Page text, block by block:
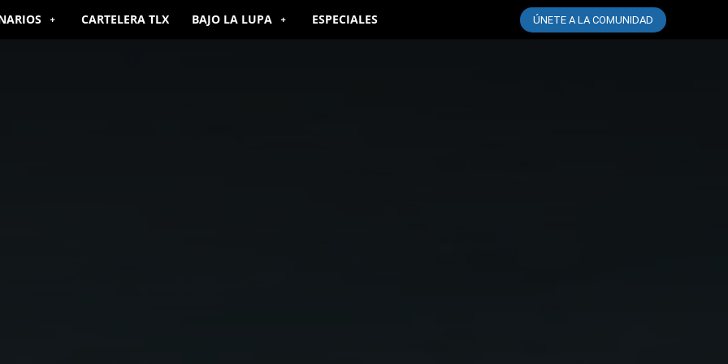
CARTELERA TLX BAJO LA LUPA ESPECIALES ÚNETE A LA COMUNIDAD